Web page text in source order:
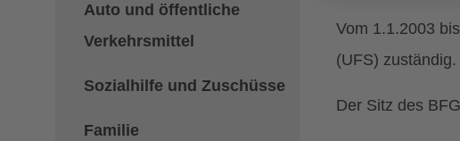
Auto und öffentliche
Verkehrsmittel
Sozialhilfe und Zuschüsse
Familie
Vom 1.1.2003
(UFS) zuständig.
Der Sitz des